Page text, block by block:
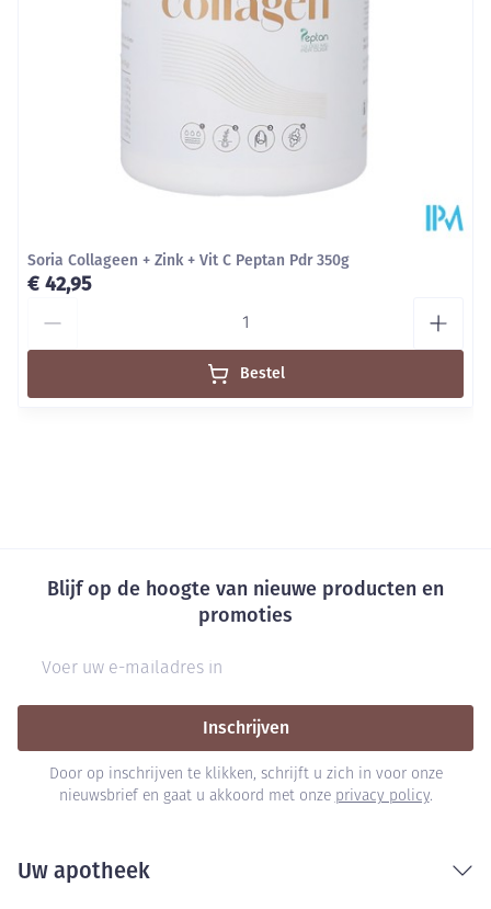
Soria Collageen + Zink + Vit C Peptan Pdr 350g
€ 42,95
Bestel
Blijf op de hoogte van nieuwe producten en
promoties
Inschrijven
Door op inschrijven te klikken, schrijft u zich in voor onze
nieuwsbrief en gaat u akkoord met onze privacy policy.
Uw apotheek